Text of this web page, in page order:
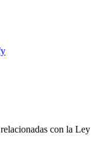
con la Ley